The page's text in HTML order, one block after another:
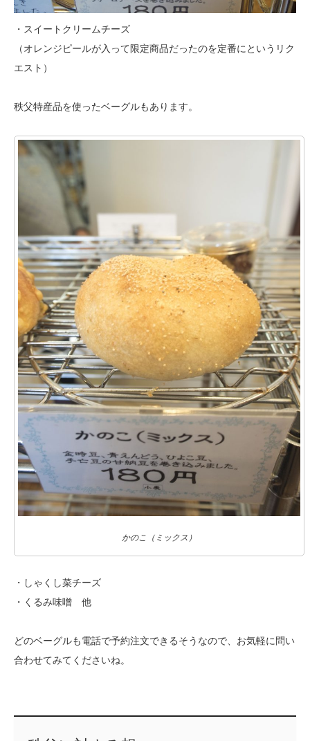
・スイートクリームチーズ
（オレンジピールが入って限定商品だったのを定番にというリク
エスト）
秩父特産品を使ったベーグルもあります。
かのこ（ミックス）
・しゃくし菜チーズ
・くるみ味噌 他
どのベーグルも電話で予約注文できるそうなので、お気軽に問い
合わせてみてくださいね。